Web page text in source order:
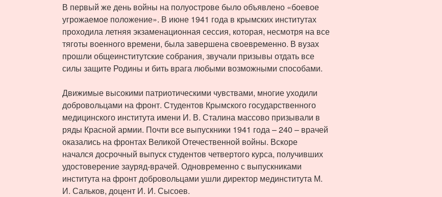
В первый же день войны на полуострове было объявлено «боевое
угрожаемое положение». В июне 1941 года в крымских институтах
проходила летняя экзаменационная сессия, которая, несмотря на все
тяготы военного времени, была завершена своевременно. В вузах
прошли общеинститутские собрания, звучали призывы отдать все
силы защите Родины и бить врага любыми возможными способами.
Движимые высокими патриотическими чувствами, многие уходили
добровольцами на фронт. Студентов Крымского государственного
медицинского института имени И. В. Сталина массово призывали в
ряды Красной армии. Почти все выпускники 1941 года – 240 – врачей
оказались на фронтах Великой Отечественной войны. Вскоре
начался досрочный выпуск студентов четвертого курса, получивших
удостоверение зауряд-врачей. Одновременно с выпускниками
института на фронт добровольцами ушли директор мединститута М.
И. Сальков, доцент И. И. Сысоев.